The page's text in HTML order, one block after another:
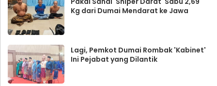
Kg dari Dumai Mendarat ke Jawa
Lagi, Pemkot Dumai Rombak 'Kabinet'
Ini Pejabat yang Dilantik